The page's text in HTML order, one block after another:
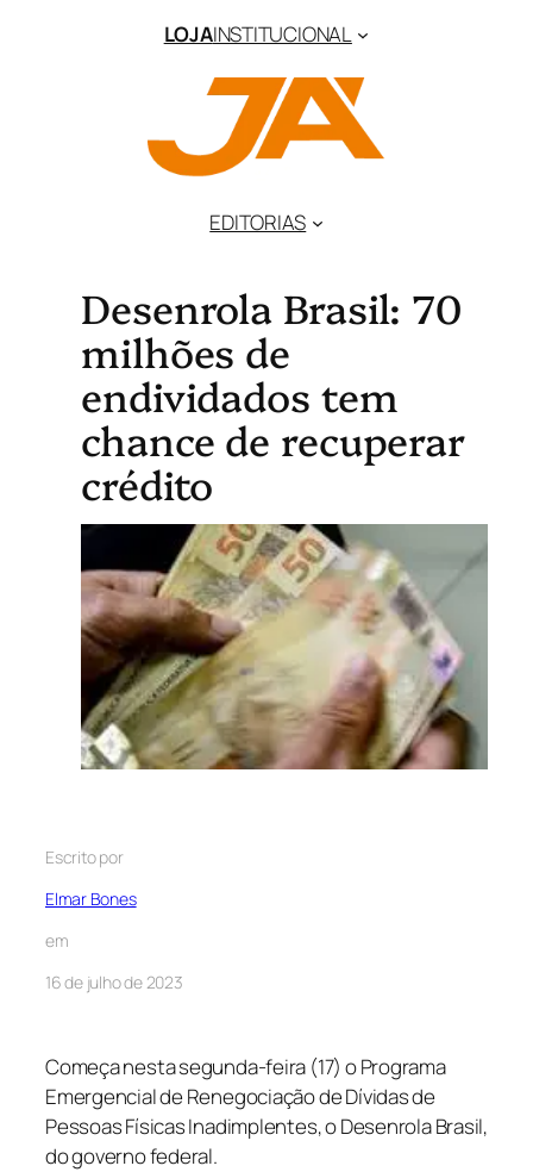
LOJAINSTITUCIONAL
EDITORIAS
Desenrola Brasil: 70
milhões de
endividados tem
chance de recuperar
crédito
Escrito por
Elmar Bones
em
16 de julho de 2023
Começa nesta segunda-feira (17) o Programa
Emergencial de Renegociação de Dívidas de
Pessoas Físicas Inadimplentes, o Desenrola Brasil,
do governo federal.